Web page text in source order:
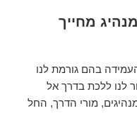
מחייך
בהם גורמת לנו
לנו ללכת בדרך אל
מורי הדרך, החל